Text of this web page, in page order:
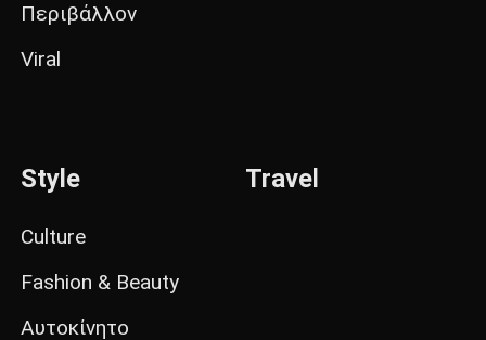
Περιβάλλον
Viral
Style
Culture
Fashion & Beauty
Αυτοκίνητο
Travel